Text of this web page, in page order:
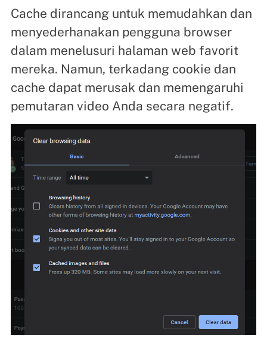
Cache dirancang untuk memudahkan dan
menyederhanakan pengguna browser
dalam menelusuri halaman web favorit
mereka. Namun, terkadang cookie dan
cache dapat merusak dan memengaruhi
pemutaran video Anda secara negatif.